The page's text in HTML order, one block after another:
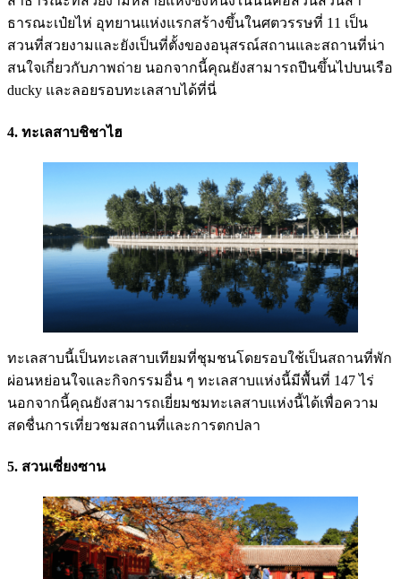
ธารณะเป๋ยไห่ อุทยานแห่งแรกสร้างขึ้นในศตวรรษที่ 11 เป็น
สวนที่สวยงามและยังเป็นที่ตั้งของอนุสรณ์สถานและสถานที่น่า
สนใจเกี่ยวกับภาพถ่าย นอกจากนี้คุณยังสามารถปีนขึ้นไปบนเรือ
ducky และลอยรอบทะเลสาบได้ที่นี่
4. ทะเลสาบชิชาไฮ
ทะเลสาบนี้เป็นทะเลสาบเทียมที่ชุมชนโดยรอบใช้เป็นสถานที่พัก
ผ่อนหย่อนใจและกิจกรรมอื่น ๆ ทะเลสาบแห่งนี้มีพื้นที่ 147 ไร่
นอกจากนี้คุณยังสามารถเยี่ยมชมทะเลสาบแห่งนี้ได้เพื่อความ
สดชื่นการเที่ยวชมสถานที่และการตกปลา
5. สวนเซี่ยงซาน